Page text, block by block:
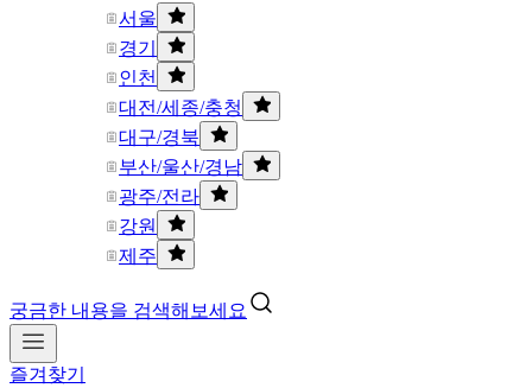
서울
경기
인천
대전/세종/충청
대구/경북
부산/울산/경남
광주/전라
강원
제주
궁금한 내용을 검색해보세요
즐겨찾기